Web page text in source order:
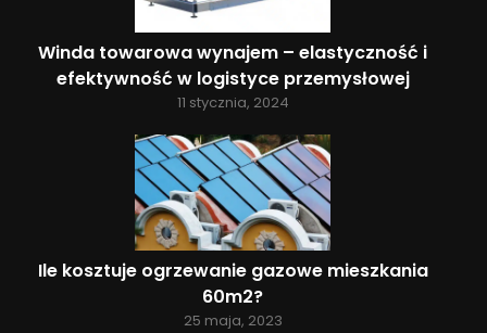
Winda towarowa wynajem – elastyczność i
efektywność w logistyce przemysłowej
11 stycznia, 2024
Ile kosztuje ogrzewanie gazowe mieszkania
60m2?
25 maja, 2023